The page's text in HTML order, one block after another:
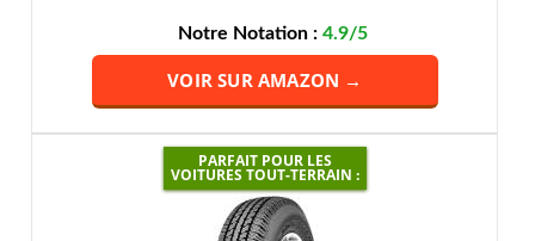
Notre Notation :4.9/5
VOIR SUR AMAZON →
PARFAIT POUR LES
VOITURES TOUT-TERRAIN :